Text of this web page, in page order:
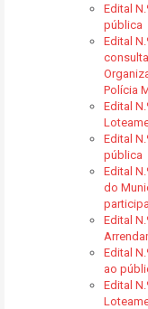
Edital
pública
Edital
Polícia
Edital
Edital
pública
Edital
do
Edital
Edital
ao
Edital